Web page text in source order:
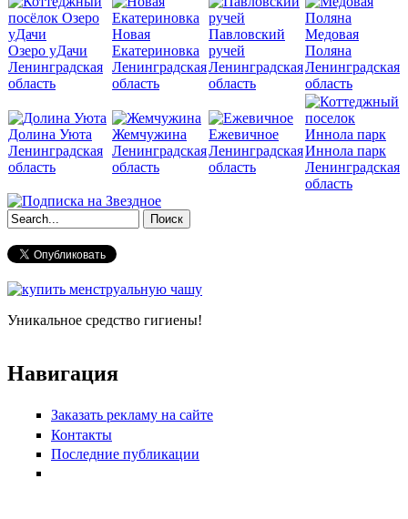
Озеро уДачи
Ленинградская
область
Новая
Екатериновка
Ленинградская
область
Павловский
ручей
Ленинградская
область
Медовая
Поляна
Ленинградская
область
Долина Уюта
Ленинградская
область
Жемчужина
Ленинградская
область
Ежевичное
Ленинградская
область
Иннола парк
Ленинградская
область
Форма поиска
Уникальное средство гигиены!
Навигация
Заказать рекламу на сайте
Контакты
Последние публикации